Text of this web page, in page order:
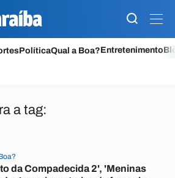
PolíticaQual a Boa?Entretenimento
a tag:
da Compadecida 2', 'Meninas